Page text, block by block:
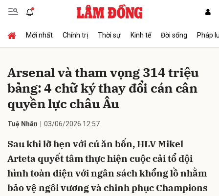
Mới nhất Chính trị Thời sự Kinh tế Đời sống Pháp
Arsenal và tham vọng 314 triệu
bảng: 4 chữ ký thay đổi cán cân
quyền lực châu Âu
Tuệ Nhân 03/06/2026 12:57
Sau khi lỡ hẹn với cú ăn bốn, HLV Mikel
Arteta quyết tâm thực hiện cuộc cải tổ đội
hình toàn diện với ngân sách khổng lồ nhằm
bảo vệ ngôi vương và chinh phục Champions
Gửi bình luận
Hủy